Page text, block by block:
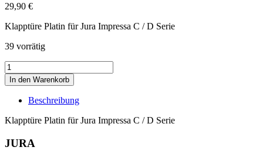
29,90 €
Klapptüre Platin für Jura Impressa C / D Serie
39 vorrätig
Klapptüre
Platin
für
Jura
Impressa
C
D
Serie
In den Warenkorb
Beschreibung
Klapptüre Platin für Jura Impressa C / D Serie
JURA